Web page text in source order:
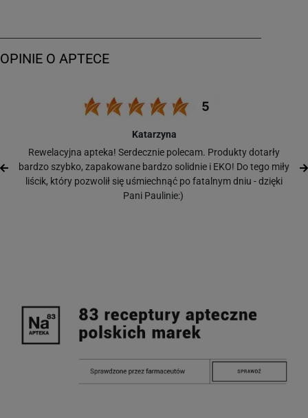
Katarzyna
Rewelacyjna apteka! Serdecznie polecam. Produkty dotarły
bardzo szybko, zapakowane bardzo solidnie i EKO! Do tego miły
liścik, który pozwolił się uśmiechnąć po fatalnym dniu - dzięki
Pani Paulinie:)